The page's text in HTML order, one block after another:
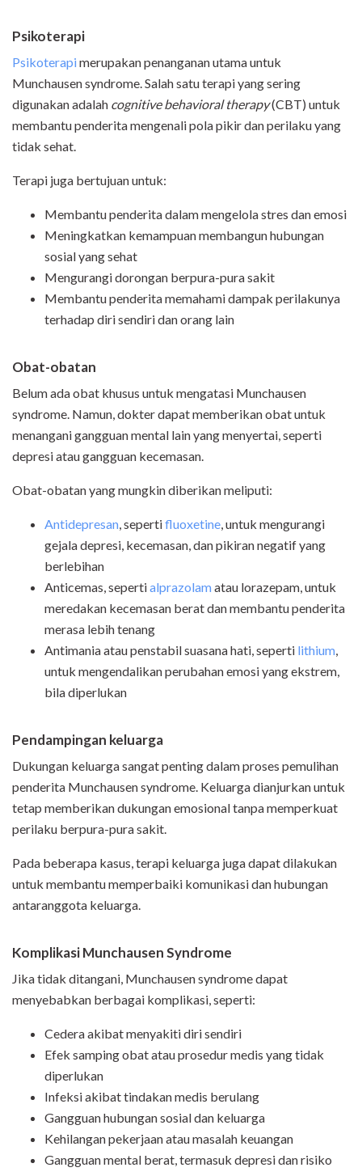
Psikoterapi
Psikoterapimerupakan penanganan utama untuk
Munchausen syndrome. Salah satu terapi yang sering
digunakan adalah cognitive behavioral therapy(CBT) untuk
membantu penderita mengenali pola pikir dan perilaku yang
tidak sehat.
Terapi juga bertujuan untuk:
Membantu penderita dalam mengelola stres dan emosi
Meningkatkan kemampuan membangun hubungan
sosial yang sehat
Mengurangi dorongan berpura-pura sakit
Membantu penderita memahami dampak perilakunya
terhadap diri sendiri dan orang lain
Obat-obatan
Belum ada obat khusus untuk mengatasi Munchausen
syndrome. Namun, dokter dapat memberikan obat untuk
menangani gangguan mental lain yang menyertai, seperti
depresi atau gangguan kecemasan.
Obat-obatan yang mungkin diberikan meliputi:
Antidepresan, sepertifluoxetine, untuk mengurangi
gejala depresi, kecemasan, dan pikiran negatif yang
berlebihan
Anticemas, sepertialprazolamatau lorazepam, untuk
meredakan kecemasan berat dan membantu penderita
merasa lebih tenang
Antimania atau penstabil suasana hati, seperti lithium,
untuk mengendalikan perubahan emosi yang ekstrem,
bila diperlukan
Pendampingan keluarga
Dukungan keluarga sangat penting dalam proses pemulihan
penderita Munchausen syndrome. Keluarga dianjurkan untuk
tetap memberikan dukungan emosional tanpa memperkuat
perilaku berpura-pura sakit.
Pada beberapa kasus, terapi keluarga juga dapat dilakukan
untuk membantu memperbaiki komunikasi dan hubungan
antaranggota keluarga.
Komplikasi Munchausen Syndrome
Jika tidak ditangani, Munchausen syndrome dapat
menyebabkan berbagai komplikasi, seperti:
Cedera akibat menyakiti diri sendiri
Efek samping obat atau prosedur medis yang tidak
diperlukan
Infeksi akibat tindakan medis berulang
Gangguan hubungan sosial dan keluarga
Kehilangan pekerjaan atau masalah keuangan
Gangguan mental berat, termasuk depresi dan risiko